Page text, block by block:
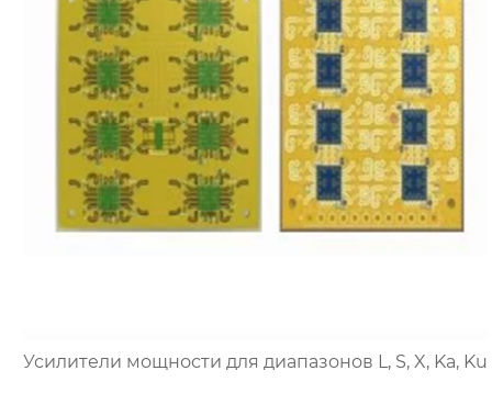
Усилители мощности для диапазонов L, S, X, Ka, Ku